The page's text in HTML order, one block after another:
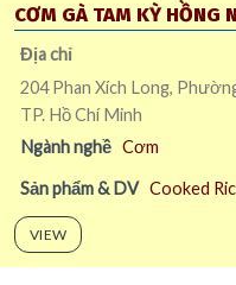
CƠM GÀ TAM KỲ HỒNG
Địa chỉ
204 Phan Xích Long,
TP. Hồ Chí Minh
Ngành nghề Cơm
Sản phẩm & DV Cooked
VIEW